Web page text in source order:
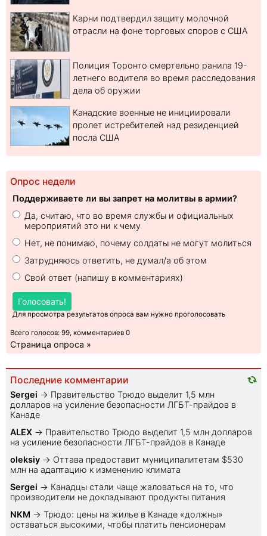
Карни подтвердил защиту молочной
отрасли на фоне торговых споров с США
Полиция Торонто смертельно ранила 19-
летнего водителя во время расследования
дела об оружии
Канадские военные не инициировали
пролет истребителей над резиденцией
посла США
Опрос недели
Поддерживаете ли вы запрет на молитвы в армии?
Да, считаю, что во время службы и официальных
мероприятий это ни к чему
Нет, не понимаю, почему солдаты не могут молиться
Затрудняюсь ответить, не думал/а об этом
Свой ответ (напишу в комментариях)
Голосовать!
Для просмотра результатов опроса вам нужно проголосовать
Всего голосов: 99, комментариев 0
Страница опроса »
Последние комментарии
Sеrgei → Правительство Трюдо выделит 1,5 млн
долларов на усиление безопасности ЛГБТ-прайдов в
Канаде
ALEX → Правительство Трюдо выделит 1,5 млн долларов
на усиление безопасности ЛГБТ-прайдов в Канаде
oleksiy → Оттава предоставит муниципалитетам $530
млн на адаптацию к изменению климата
Sеrgei → Канадцы стали чаще жаловаться на то, что
производители не докладывают продукты питания
NKM → Трюдо: цены на жилье в Канаде «должны»
оставаться высокими, чтобы платить пенсионерам